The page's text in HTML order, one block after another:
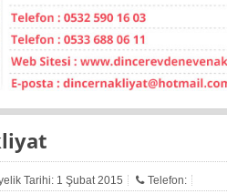
Tarihi: 1 Şubat 2015 Telefon: